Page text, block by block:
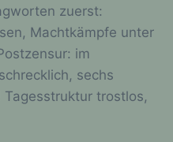
zuerst:
Machtkämpfe unter
im
sechs
trostlos,
die eine
zu
eine unmittelbare
was
der
Post (E-Mail-
betroffene
ein